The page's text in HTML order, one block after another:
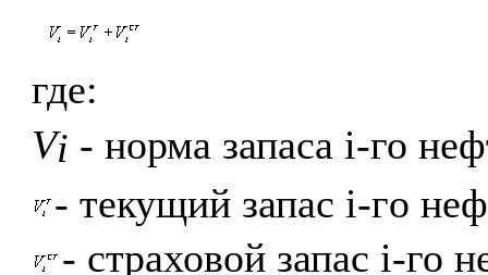
где:
Vi - норма запаса i-го
- текущий запас i-гo
- страховой запас i-го